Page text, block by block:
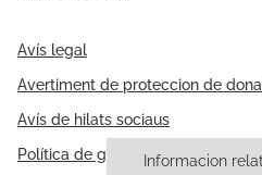
Informacion
Avís legal
Avertiment de proteccion de
Avís de hilats sociaus
Política de galetes